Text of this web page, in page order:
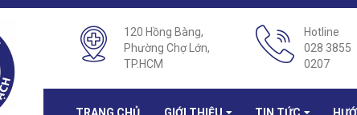
120 Hồng Bàng,
Phường Chợ Lớn,
TP.HCM
Hotline
028 3855
0207
TRANG CHỦ GIỚI THIỆU TIN TỨC